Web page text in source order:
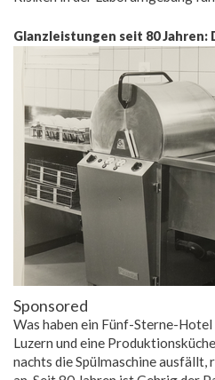
Glanzleistungen seit 80 Jahren:
Sponsored
Was haben ein Fünf-Sterne-
Luzern und eine
nachts die Spülmaschine ausfällt,